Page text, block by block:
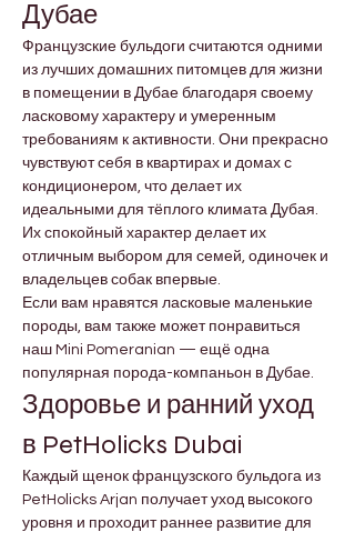
Дубае
Французские бульдоги считаются одними
из лучших домашних питомцев для жизни
в помещении в Дубае благодаря своему
ласковому характеру и умеренным
требованиям к активности. Они прекрасно
чувствуют себя в квартирах и домах с
кондиционером, что делает их
идеальными для тёплого климата Дубая.
Их спокойный характер делает их
отличным выбором для семей, одиночек и
владельцев собак впервые.
Если вам нравятся ласковые маленькие
породы, вам также может понравиться
наш Mini Pomeranian — ещё одна
популярная порода-компаньон в Дубае.
Здоровье и ранний уход
в PetHolicks Dubai
Каждый щенок французского бульдога из
PetHolicks Arjan получает уход высокого
уровня и проходит раннее развитие для